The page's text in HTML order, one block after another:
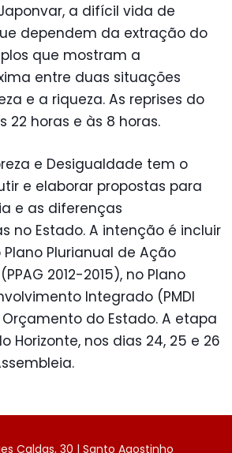
a difícil vida de
dependem da extração do
que mostram a
entre duas situações
e a riqueza. As reprises do
22 horas e às 8 horas.
e Desigualdade tem o
e elaborar propostas para
e as diferenças
no Estado. A intenção é incluir
Plurianual de Ação
2012-2015), no Plano
Integrado (PMDI
do Estado. A etapa
Horizonte, nos dias 24, 25 e 26
Caldas, 30 | Santo Agostinho